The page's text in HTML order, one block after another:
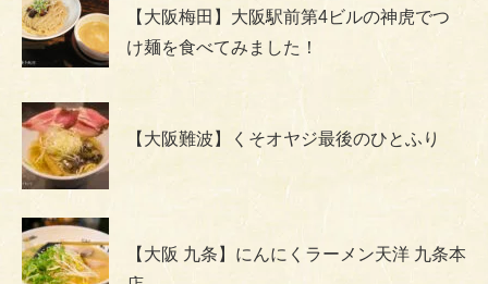
【大阪梅田】大阪駅前第4ビルの神虎でつ
け麺を食べてみました！
【大阪難波】くそオヤジ最後のひとふり
【大阪 九条】にんにくラーメン天洋 九条本